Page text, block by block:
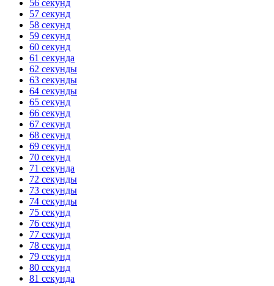
56 секунд
57 секунд
58 секунд
59 секунд
60 секунд
61 секунда
62 секунды
63 секунды
64 секунды
65 секунд
66 секунд
67 секунд
68 секунд
69 секунд
70 секунд
71 секунда
72 секунды
73 секунды
74 секунды
75 секунд
76 секунд
77 секунд
78 секунд
79 секунд
80 секунд
81 секунда